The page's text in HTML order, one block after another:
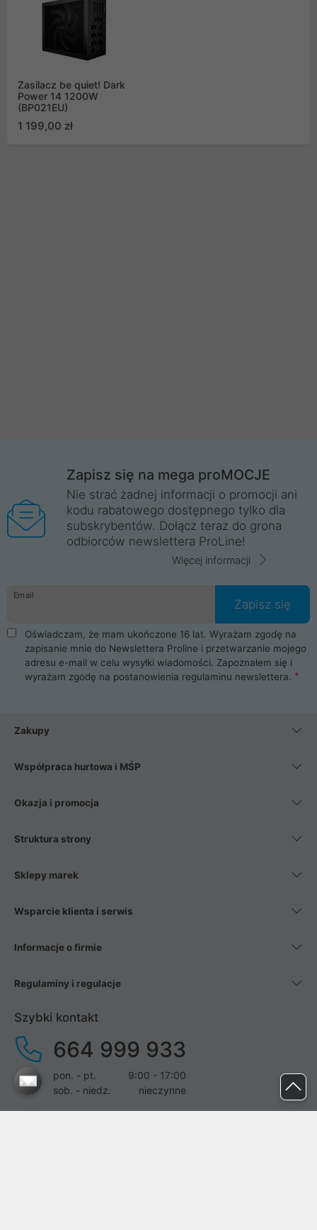
Zasilacz be quiet! Dark
Power 14 1200W
(BP021EU)
1 199,00 zł
Zapisz się na mega proMOCJE
Nie strać żadnej informacji o promocji ani
kodu rabatowego dostępnego tylko dla
subskrybentów. Dołącz teraz do grona
odbiorców newslettera ProLine!
Więcej informacji
Email
Zapisz się
Oświadczam, że mam ukończone 16 lat. Wyrażam zgodę na
zapisanie mnie do Newslettera Proline i przetwarzanie mojego
adresu e-mail w celu wysyłki wiadomości. Zapoznałem się i
wyrażam zgodę na postanowienia regulaminu newslettera.
Zakupy
Współpraca hurtowa i MŚP
Okazja i promocja
Struktura strony
Sklepy marek
Wsparcie klienta i serwis
Informacje o firmie
Regulaminy i regulacje
Szybki kontakt
664 999 933
pon. - pt.
9:00 - 17:00
sob. - niedz.
nieczynne